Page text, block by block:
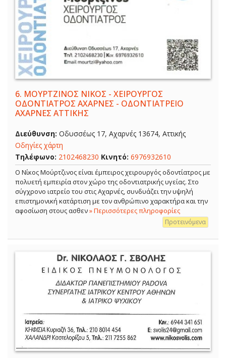
6. ΜΟΥΡΤΖΙΝΟΣ ΝΙΚΟΣ - ΧΕΙΡΟΥΡΓΟΣ
ΟΔΟΝΤΙΑΤΡΟΣ ΑΧΑΡΝΕΣ - ΟΔΟΝΤΙΑΤΡΕΙΟ
ΑΧΑΡΝΕΣ ΑΤΤΙΚΗΣ
Διεύθυνση: Οδυσσέως 17, Αχαρνές 13674, Αττικής
Οδηγίες χάρτη
Τηλέφωνο: 2102468230 Κινητό: 6976932610
Ο Νίκος Μούρτζινος είναι έμπειρος χειρουργός οδοντίατρος με
πολυετή εμπειρία στον χώρο της οδοντιατρικής υγείας. Στο
σύγχρονο ιατρείο του στις Αχαρνές, συνδυάζει την υψηλή
επιστημονική κατάρτιση με τον ανθρώπινο χαρακτήρα και την
αφοσίωση στους ασθεν» Περισσότερες πληροφορίες
Προτεινόμενα